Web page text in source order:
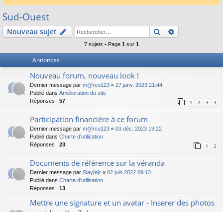
Sud-Ouest
Nouveau sujet Rechercher
7 sujets • Page 1 sur 1
Annonces
Nouveau forum, nouveau look !
Dernier message par m@rco123 « 27 janv. 2023 21:44
Publié dans Amélioration du site
Réponses : 57 1 2 3 4
Participation financière à ce forum
Dernier message par m@rco123 « 03 déc. 2023 19:22
Publié dans Charte d'utilisation
Réponses : 23 1 2
Documents de référence sur la véranda
Dernier message par Slay[e]r « 02 juin 2022 09:13
Publié dans Charte d'utilisation
Réponses : 13
Mettre une signature et un avatar - Inserer des photos